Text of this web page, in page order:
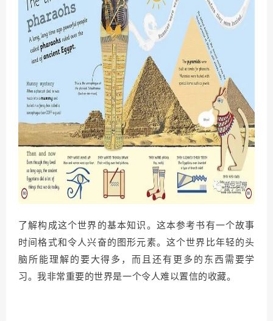
了解构成这个世界的基本知识。这本参考书有一个故事
时间格式和令人兴奋的图形元素。 这个世界比年轻的头
脑所能理解的要大得多，而且还有更多的东西需要学
习。我非常重要的世界是一个令人难以置信的收藏。